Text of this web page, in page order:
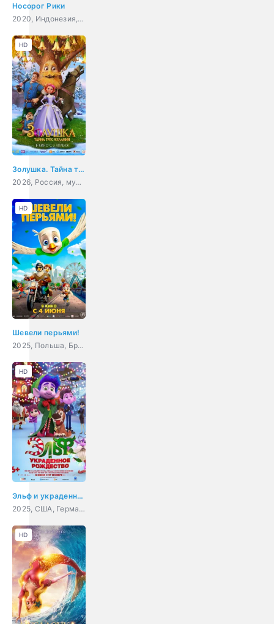
Носорог Рики
2020, Индонезия, мультфильм, приключения, семейный
Золушка. Тайна трёх желаний
2026, Россия, мультфильм, фэнтези
HD
Шевели перьями!
2025, Польша, Бразилия, Гонконг, США, Великобритания, Япония, мультфильм, приключения, семейный
HD
Эльф и украденное Рождество
2025, США, Германия, Индия, мультфильм, семейный
HD
HD